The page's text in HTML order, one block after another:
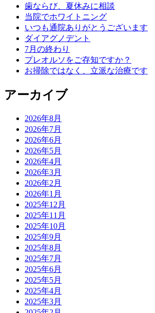
歯ならび、夏休みに相談
当院でホワイトニング
いつも通院ありがとうございます
ダイアグノデント
7月の終わり
プレオルソをご存知ですか？
お掃除ではなく、立派な治療です
アーカイブ
2026年8月
2026年7月
2026年6月
2026年5月
2026年4月
2026年3月
2026年2月
2026年1月
2025年12月
2025年11月
2025年10月
2025年9月
2025年8月
2025年7月
2025年6月
2025年5月
2025年4月
2025年3月